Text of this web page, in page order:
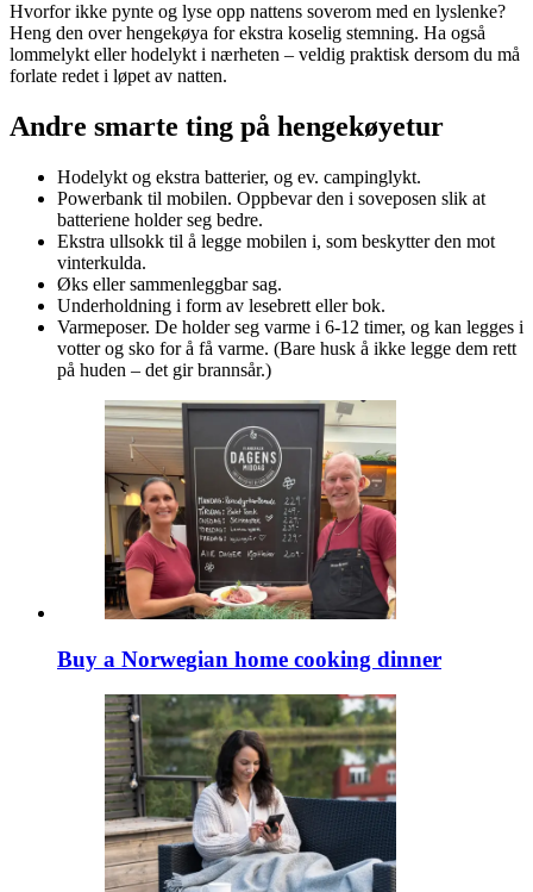
Hvorfor ikke pynte og lyse opp nattens soverom med en lyslenke?
Heng den over hengekøya for ekstra koselig stemning. Ha også
lommelykt eller hodelykt i nærheten – veldig praktisk dersom du må
forlate redet i løpet av natten.
Andre smarte ting på hengekøyetur
Hodelykt og ekstra batterier, og ev. campinglykt.
Powerbank til mobilen. Oppbevar den i soveposen slik at
batteriene holder seg bedre.
Ekstra ullsokk til å legge mobilen i, som beskytter den mot
vinterkulda.
Øks eller sammenleggbar sag.
Underholdning i form av lesebrett eller bok.
Varmeposer. De holder seg varme i 6-12 timer, og kan legges i
votter og sko for å få varme. (Bare husk å ikke legge dem rett
på huden – det gir brannsår.)
Buy a Norwegian home cooking dinner